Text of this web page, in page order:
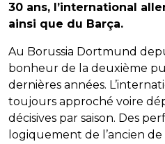
30 ans, l’international
ainsi que du Barça.
Au Borussia Dortmund
bonheur de la deuxième
dernières années.
toujours approché voire
décisives par saison. Des
logiquement de l’ancien